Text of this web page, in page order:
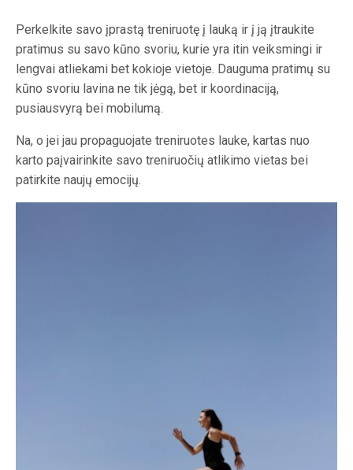
Perkelkite savo įprastą treniruotę į lauką ir į ją įtraukite
pratimus su savo kūno svoriu, kurie yra itin veiksmingi ir
lengvai atliekami bet kokioje vietoje. Dauguma pratimų su
kūno svoriu lavina ne tik jėgą, bet ir koordinaciją,
pusiausvyrą bei mobilumą.
Na, o jei jau propaguojate treniruotes lauke, kartas nuo
karto paįvairinkite savo treniruočių atlikimo vietas bei
patirkite naujų emocijų.